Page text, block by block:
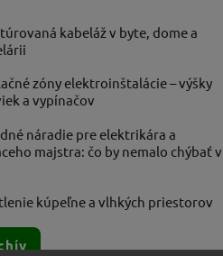
kabeláž v byte, dome a
zóny elektroinštalácie – výšky
a vypínačov
náradie pre elektrikára a
majstra: čo by nemalo chýbať v
kúpeľne a vlhkých priestorov